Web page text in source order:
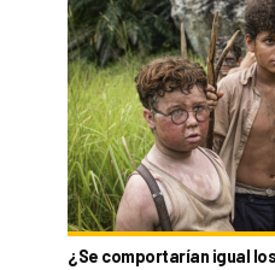
¿Se comportarían igual